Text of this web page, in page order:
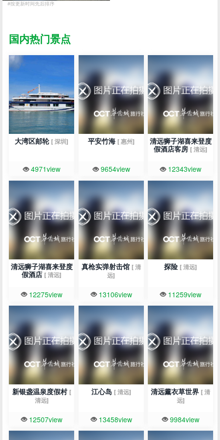
#按更新时间先后排序
国内热门景点
大湾区邮轮 [ 深圳]
4971view
平安竹海 [ 惠州]
9654view
清远狮子湖喜来登度
假酒店客房 [ 清远]
12343view
清远狮子湖喜来登度
假酒店 [ 清远]
12275view
真枪实弹射击馆 [ 清
远]
13106view
探险 [ 清远]
11259view
新银盏温泉度假村 [
清远]
12507view
江心岛 [ 清远]
13458view
清远薰衣草世界 [ 清
远]
9984view